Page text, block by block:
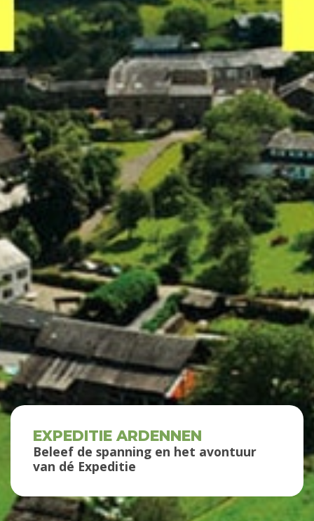
EXPEDITIE ARDENNEN
Beleef de spanning en het avontuur
van dé Expeditie